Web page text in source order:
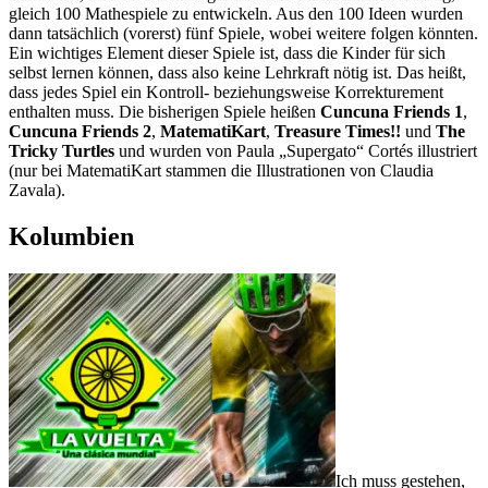
gleich 100 Mathespiele zu entwickeln. Aus den 100 Ideen wurden
dann tatsächlich (vorerst) fünf Spiele, wobei weitere folgen könnten.
Ein wichtiges Element dieser Spiele ist, dass die Kinder für sich
selbst lernen können, dass also keine Lehrkraft nötig ist. Das heißt,
dass jedes Spiel ein Kontroll- beziehungsweise Korrekturement
enthalten muss. Die bisherigen Spiele heißen Cuncuna Friends 1,
Cuncuna Friends 2, MatematiKart, Treasure Times!! und The
Tricky Turtles und wurden von Paula „Supergato“ Cortés illustriert
(nur bei MatematiKart stammen die Illustrationen von Claudia
Zavala).
Kolumbien
Ich muss gestehen,